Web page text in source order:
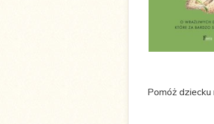
Pomóż